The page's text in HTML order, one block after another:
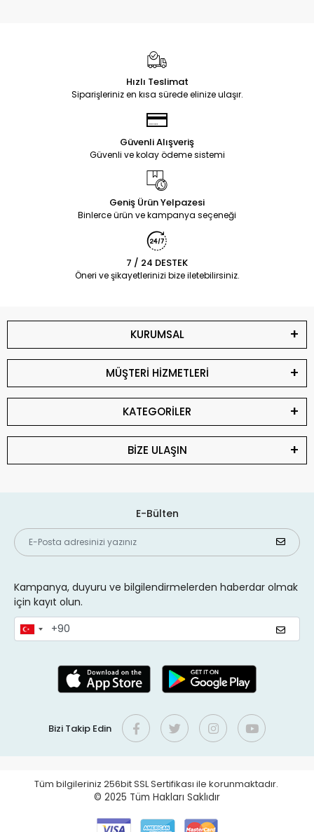
Hızlı Teslimat
Siparişleriniz en kısa sürede elinize ulaşır.
Güvenli Alışveriş
Güvenli ve kolay ödeme sistemi
Geniş Ürün Yelpazesi
Binlerce ürün ve kampanya seçeneği
7 / 24 DESTEK
Öneri ve şikayetlerinizi bize iletebilirsiniz.
KURUMSAL
MÜŞTERİ HİZMETLERİ
KATEGORİLER
BİZE ULAŞIN
E-Bülten
Kampanya, duyuru ve bilgilendirmelerden haberdar olmak
için kayıt olun.
Bizi Takip Edin
Tüm bilgileriniz 256bit SSL Sertifikası ile korunmaktadır.
© 2025 Tüm Hakları Saklıdır